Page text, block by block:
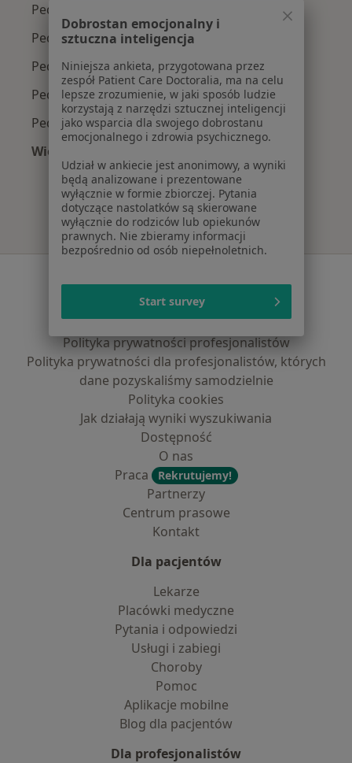
Pediatrzy z Medicover w Wejherowie
Pediatrzy z PZU Zdrowie w Wejherowie
Pediatrzy z Enel-med w Wejherowie
Pediatrzy z NFZ w Wejherowie
Pediatrzy z Signal Iduna w Wejherowie
Więcej (2)
Więcej w kategorii: Najpopularniejsze
Regulamin
Polityka prywatności pacjentów
Polityka prywatności profesjonalistów
Polityka prywatności dla profesjonalistów, których
dane pozyskaliśmy samodzielnie
Polityka cookies
Jak działają wyniki wyszukiwania
Dostępność
O nas
Praca
Rekrutujemy!
Partnerzy
Centrum prasowe
Kontakt
Dla pacjentów
Lekarze
Placówki medyczne
Pytania i odpowiedzi
Usługi i zabiegi
Choroby
Pomoc
Aplikacje mobilne
Blog dla pacjentów
Dla profesjonalistów
Dobrostan emocjonalny i
sztuczna inteligencja
Niniejsza ankieta, przygotowana przez
zespół Patient Care Doctoralia, ma na celu
lepsze zrozumienie, w jaki sposób ludzie
korzystają z narzędzi sztucznej inteligencji
jako wsparcia dla swojego dobrostanu
emocjonalnego i zdrowia psychicznego.
Udział w ankiecie jest anonimowy, a wyniki
będą analizowane i prezentowane
wyłącznie w formie zbiorczej. Pytania
dotyczące nastolatków są skierowane
wyłącznie do rodziców lub opiekunów
prawnych. Nie zbieramy informacji
bezpośrednio od osób niepełnoletnich.
Start survey